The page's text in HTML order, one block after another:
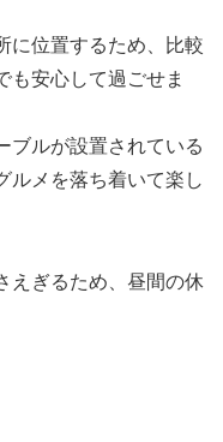
に位置するため、比較
も安心して過ごせま
ブルが設置されている
ルメを落ち着いて楽し
えぎるため、昼間の休